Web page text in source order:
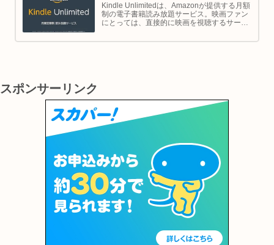
Kindle Unlimitedは、Amazonが提供する月額
制の電子書籍読み放題サービス。映画ファン
にとっては、直接的に映画を視聴するサービ
理解し、楽しむための間接的なツールとして
スポンサーリンク